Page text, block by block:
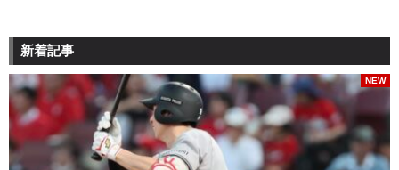
新着記事
NEW